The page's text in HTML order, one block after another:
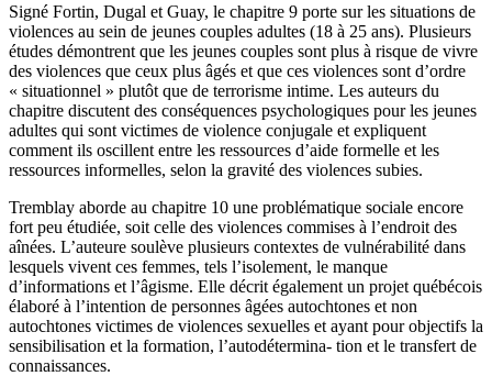
Signé Fortin, Dugal et Guay, le chapitre 9 porte sur les situations de
violences au sein de jeunes couples adultes (18 à 25 ans). Plusieurs
études démontrent que les jeunes couples sont plus à risque de vivre
des violences que ceux plus âgés et que ces violences sont d’ordre
« situationnel » plutôt que de terrorisme intime. Les auteurs du
chapitre discutent des conséquences psychologiques pour les jeunes
adultes qui sont victimes de violence conjugale et expliquent
comment ils oscillent entre les ressources d’aide formelle et les
ressources informelles, selon la gravité des violences subies.
Tremblay aborde au chapitre 10 une problématique sociale encore
fort peu étudiée, soit celle des violences commises à l’endroit des
aînées. L’auteure soulève plusieurs contextes de vulnérabilité dans
lesquels vivent ces femmes, tels l’isolement, le manque
d’informations et l’âgisme. Elle décrit également un projet québécois
élaboré à l’intention de personnes âgées autochtones et non
autochtones victimes de violences sexuelles et ayant pour objectifs la
sensibilisation et la formation, l’autodétermina- tion et le transfert de
connaissances.